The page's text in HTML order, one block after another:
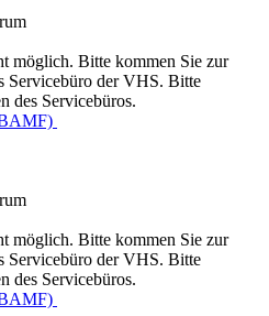
möglich. Bitte kommen Sie zur
Servicebüro der VHS. Bitte
des Servicebüros.
möglich. Bitte kommen Sie zur
Servicebüro der VHS. Bitte
des Servicebüros.